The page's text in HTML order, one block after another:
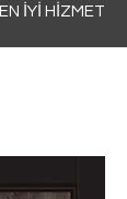
EN İYİ HİZMET